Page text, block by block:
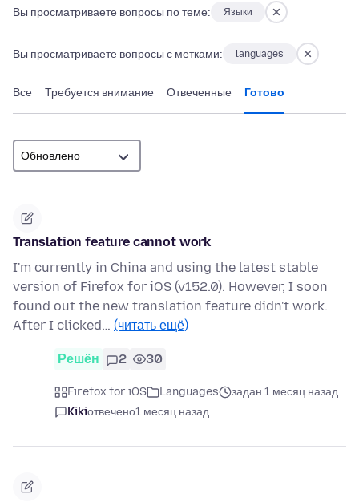
Вы просматриваете вопросы по теме: Языки
Вы просматриваете вопросы с метками: languages
Все Требуется внимание Отвеченные Готово
Translation feature cannot work
I'm currently in China and using the latest stable
version of Firefox for iOS (v152.0). However, I soon
found out the new translation feature didn't work.
After I clicked… (читать ещё)
Решён 2 30
Firefox for iOS Languages
задан 1 месяц назад
Kikiотвечено1 месяц назад